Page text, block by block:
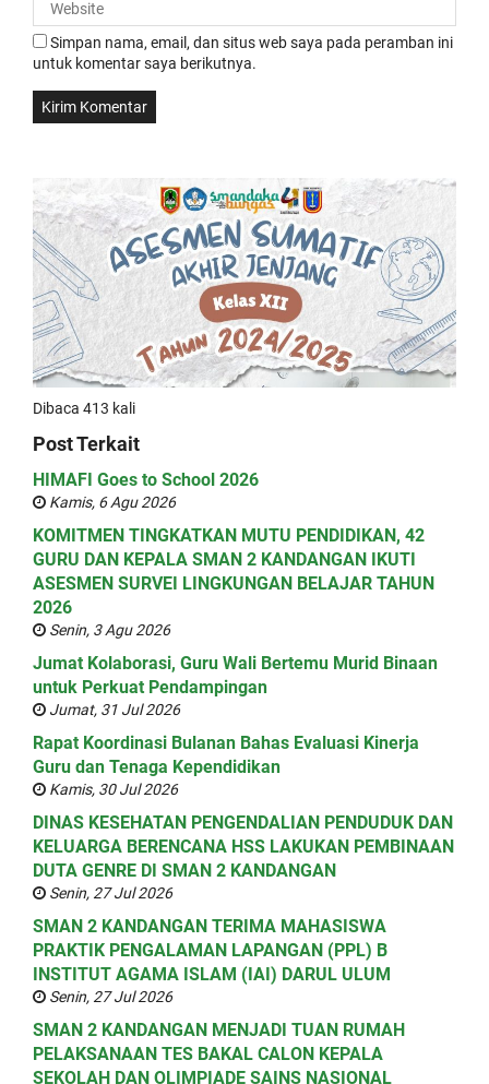
Simpan nama, email, dan situs web saya pada peramban ini
untuk komentar saya berikutnya.
Dibaca 413 kali
Post Terkait
HIMAFI Goes to School 2026
Kamis, 6 Agu 2026
KOMITMEN TINGKATKAN MUTU PENDIDIKAN, 42
GURU DAN KEPALA SMAN 2 KANDANGAN IKUTI
ASESMEN SURVEI LINGKUNGAN BELAJAR TAHUN
2026
Senin, 3 Agu 2026
Jumat Kolaborasi, Guru Wali Bertemu Murid Binaan
untuk Perkuat Pendampingan
Jumat, 31 Jul 2026
Rapat Koordinasi Bulanan Bahas Evaluasi Kinerja
Guru dan Tenaga Kependidikan
Kamis, 30 Jul 2026
DINAS KESEHATAN PENGENDALIAN PENDUDUK DAN
KELUARGA BERENCANA HSS LAKUKAN PEMBINAAN
DUTA GENRE DI SMAN 2 KANDANGAN
Senin, 27 Jul 2026
SMAN 2 KANDANGAN TERIMA MAHASISWA
PRAKTIK PENGALAMAN LAPANGAN (PPL) B
INSTITUT AGAMA ISLAM (IAI) DARUL ULUM
Senin, 27 Jul 2026
SMAN 2 KANDANGAN MENJADI TUAN RUMAH
PELAKSANAAN TES BAKAL CALON KEPALA
SEKOLAH DAN OLIMPIADE SAINS NASIONAL